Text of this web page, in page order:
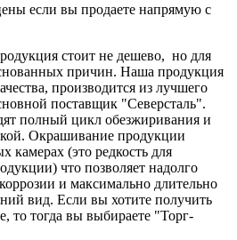
если вы продаете напрямую с
стоит не дешево, но для
причин. Наша продукция
производится из лучшего
поставщик "Северсталь".
полный цикл обезжиривания и
Окрашивание продукции
камерах (это редкость для
что позволяет надолго
и максимально длительно
вид. Если вы хотите получить
то тогда вы выбираете "Торг-